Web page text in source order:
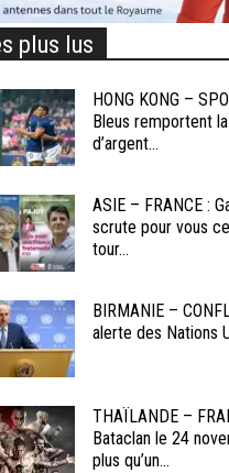
plus lus
HONG KONG –
Bleus remportent
d’argent...
ASIE – FRANCE :
scrute pour vous
tour...
BIRMANIE –
alerte des Nations
THAÏLANDE –
Bataclan le 24
plus qu’un...